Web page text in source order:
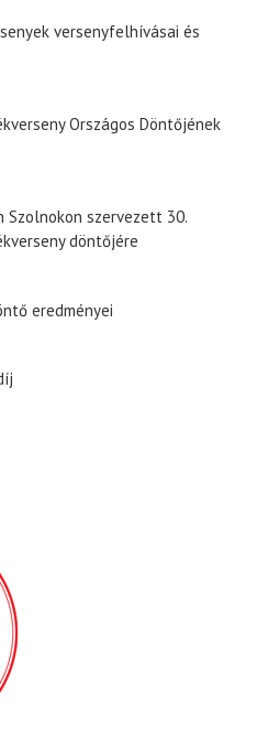
versenyfelhívásai és
Országos Döntőjének
Szolnokon szervezett 30.
döntőjére
eredményei